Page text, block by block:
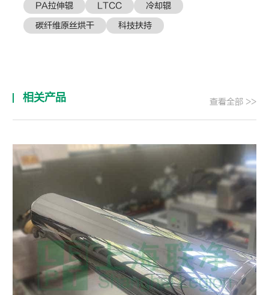
PA拉伸辊
LTCC
冷却辊
碳纤维原丝烘干
科技扶持
相关产品 查看全部 >>